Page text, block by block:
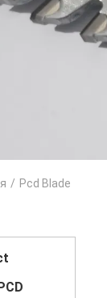
/ Pcd Blade